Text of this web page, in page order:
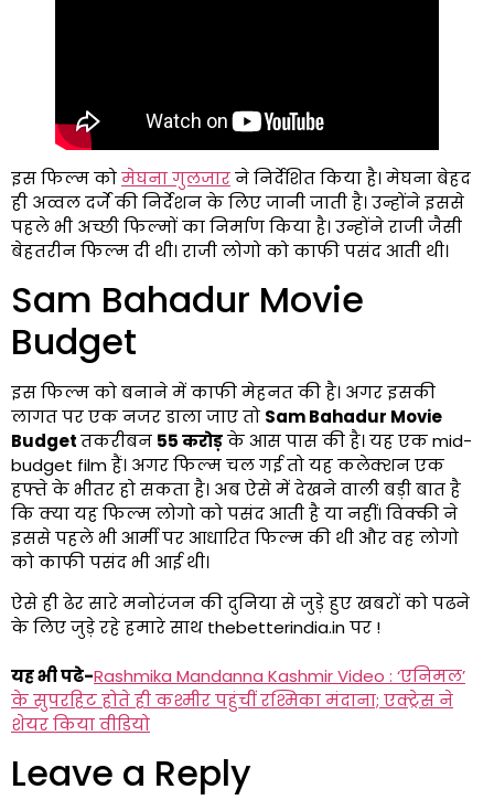
इस फिल्म कोमेघना गुलजारने निर्देशित किया है। मेघना बेहद
ही अव्वल दर्जे की निर्देशन के लिए जानी जाती है। उन्होंने इससे
पहले भी अच्छी फिल्मों का निर्माण किया है। उन्होंने राजी जैसी
बेहतरीन फिल्म दी थी। राजी लोगो को काफी पसंद आती थी।
Sam Bahadur Movie
Budget
इस फिल्म को बनाने में काफी मेहनत की है। अगर इसकी
लागत पर एक नजर डाला जाए तो Sam Bahadur Movie
Budgetतकरीबन 55 करोड़के आस पास की है। यह एक mid-
budget film हैं। अगर फिल्म चल गई तो यह कलेक्शन एक
हफ्ते के भीतर हो सकता है। अब ऐसे में देखने वाली बड़ी बात है
कि क्या यह फिल्म लोगो को पसंद आती है या नहीं। विक्की ने
इससे पहले भी आर्मी पर आधारित फिल्म की थी और वह लोगो
को काफी पसंद भी आई थी।
ऐसे ही ढेर सारे मनोरंजन की दुनिया से जुड़े हुए खबरों को पढने
के लिए जुड़े रहे हमारे साथ thebetterindia.in पर !
यह भी पढे-Rashmika Mandanna Kashmir Video : ‘एनिमल’
के सुपरहिट होते ही कश्मीर पहुंचीं रश्मिका मंदाना; एक्ट्रेस ने
शेयर किया वीडियो
Leave a Reply